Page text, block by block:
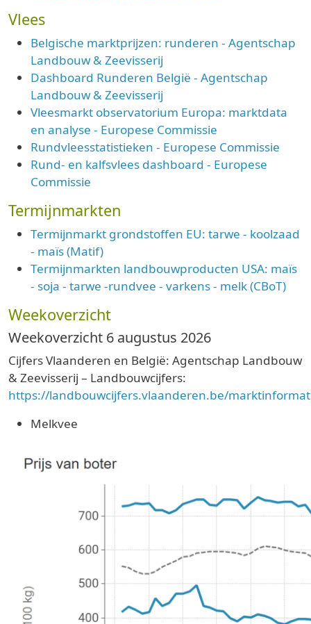
Vlees
Belgische marktprijzen: runderen - Agentschap
Landbouw & Zeevisserij
Dashboard Runderen België - Agentschap
Landbouw & Zeevisserij
Vleesmarkt observatorium Europa: marktdata
en analyse - Europese Commissie
Rundvleesstatistieken - Europese Commissie
Rund- en kalfsvlees dashboard - Europese
Commissie
Termijnmarkten
Termijnmarkt grondstoffen EU: tarwe - koolzaad
- maïs (Matif)
Termijnmarkten landbouwproducten USA: maïs
- soja - tarwe -rundvee - varkens - melk (CBoT)
Weekoverzicht
Weekoverzicht 6 augustus 2026
Cijfers Vlaanderen en België: Agentschap Landbouw
& Zeevisserij – Landbouwcijfers:
https://landbouwcijfers.vlaanderen.be/
Melkvee